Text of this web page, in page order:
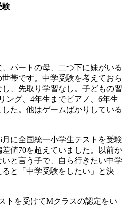
験
パートの母、二つ下に妹がいる
帯です。中学受験を考えておら
、先取り学習なし。子どもの習
ング、4年生までピアノ、6年生
た。他はゲームばかりしている
に全国統一小学生テストを受験
値70を超えていました。以前か
と言う子で、自ら行きたい中学
と「中学受験をしたい」と決
トを受けてMクラスの認定をい